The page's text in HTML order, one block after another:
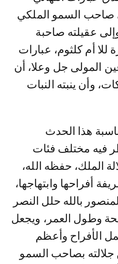
صاحب السمو الملكي
عقيلته صاحبة
للا أم كلثوم، عبارات
المولى جل وعلا، أن
وأن ينبته النبات
هذا الحدث
فيه مختلف فئات
الملك، حفظه الله،
أفراحها وابتهاجها،
بالله حلل النصر
وطول العمر، ويجعل
الأفراح وأعظم
جلالته بصاحب السمو